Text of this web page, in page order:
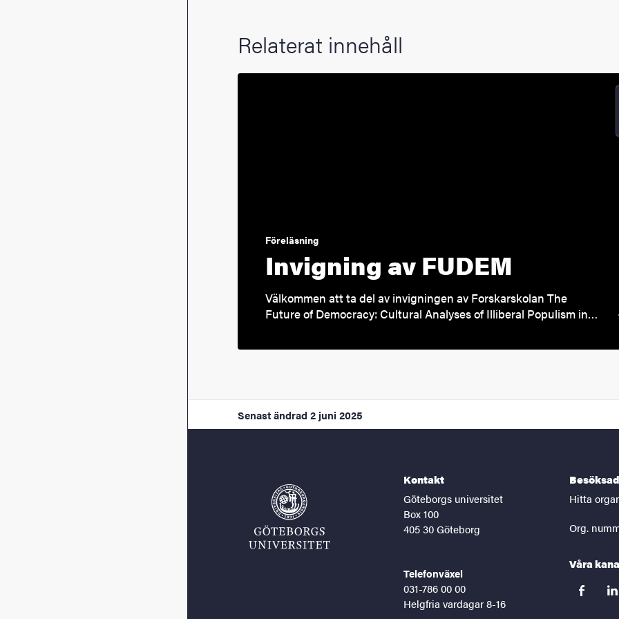
Relaterat innehåll
Föreläsning
Invigning av FUDEM
Välkommen att ta del av invigningen av Forskarskolan The
Future of Democracy: Cultural Analyses of Illiberal Populism in…
Senast ändrad 2 juni 2025
Kontakt
Göteborgs universitet
Box 100
405 30 Göteborg
Telefonväxel
031-786 00 00
Helgfria vardagar 8-16
Hitta
Org.
Våra
facebook